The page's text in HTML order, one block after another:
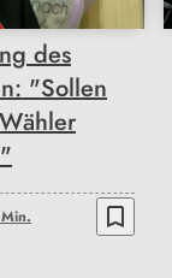
des
"Sollen
bookmark_border